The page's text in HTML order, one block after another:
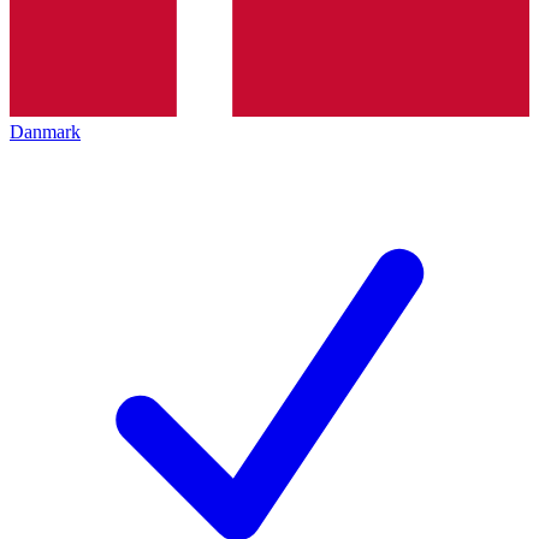
Danmark